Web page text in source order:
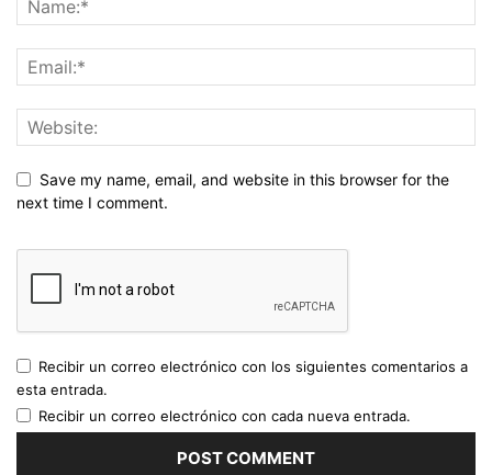
Save my name, email, and website in this browser for the
next time I comment.
Recibir un correo electrónico con los siguientes comentarios a
esta entrada.
Recibir un correo electrónico con cada nueva entrada.